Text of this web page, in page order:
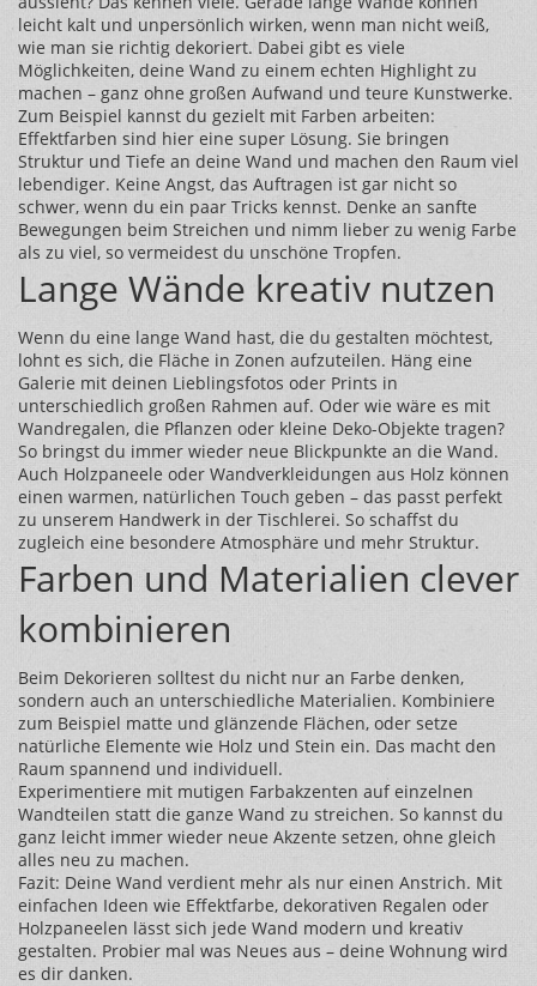
leicht kalt und unpersönlich wirken, wenn man nicht weiß,
wie man sie richtig dekoriert. Dabei gibt es viele
Möglichkeiten, deine Wand zu einem echten Highlight zu
machen – ganz ohne großen Aufwand und teure Kunstwerke.
Zum Beispiel kannst du gezielt mit Farben arbeiten:
Effektfarben sind hier eine super Lösung. Sie bringen
Struktur und Tiefe an deine Wand und machen den Raum viel
lebendiger. Keine Angst, das Auftragen ist gar nicht so
schwer, wenn du ein paar Tricks kennst. Denke an sanfte
Bewegungen beim Streichen und nimm lieber zu wenig Farbe
als zu viel, so vermeidest du unschöne Tropfen.
Lange Wände kreativ nutzen
Wenn du eine lange Wand hast, die du gestalten möchtest,
lohnt es sich, die Fläche in Zonen aufzuteilen. Häng eine
Galerie mit deinen Lieblingsfotos oder Prints in
unterschiedlich großen Rahmen auf. Oder wie wäre es mit
Wandregalen, die Pflanzen oder kleine Deko-Objekte tragen?
So bringst du immer wieder neue Blickpunkte an die Wand.
Auch Holzpaneele oder Wandverkleidungen aus Holz können
einen warmen, natürlichen Touch geben – das passt perfekt
zu unserem Handwerk in der Tischlerei. So schaffst du
zugleich eine besondere Atmosphäre und mehr Struktur.
Farben und Materialien clever
kombinieren
Beim Dekorieren solltest du nicht nur an Farbe denken,
sondern auch an unterschiedliche Materialien. Kombiniere
zum Beispiel matte und glänzende Flächen, oder setze
natürliche Elemente wie Holz und Stein ein. Das macht den
Raum spannend und individuell.
Experimentiere mit mutigen Farbakzenten auf einzelnen
Wandteilen statt die ganze Wand zu streichen. So kannst du
ganz leicht immer wieder neue Akzente setzen, ohne gleich
alles neu zu machen.
Fazit: Deine Wand verdient mehr als nur einen Anstrich. Mit
einfachen Ideen wie Effektfarbe, dekorativen Regalen oder
Holzpaneelen lässt sich jede Wand modern und kreativ
gestalten. Probier mal was Neues aus – deine Wohnung wird
es dir danken.